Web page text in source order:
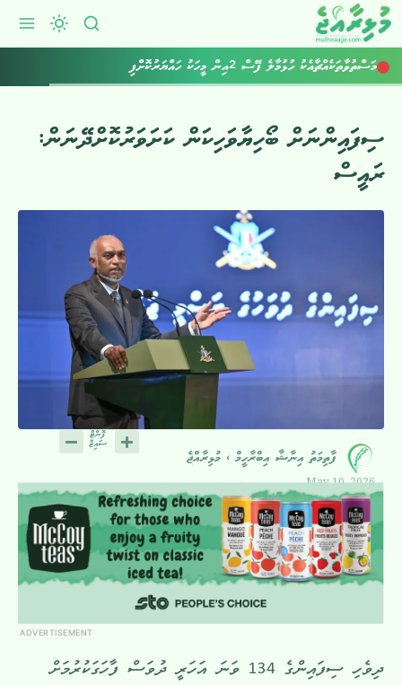
މަސްތުވާތަކެއްޗާއެކު ހުޅުމާލެ ފޭސް 2އިން މީހަކު ހައްޔަރުކޮށްފި
ސިފައިންނަށް ބޯހިޔާވަހިކަން ކަށަވަރުކޮށްދޭނަން:
ރައީސް
ފާތިމަތު އިނާޝާ އިބްރާހީމް ، މުޅިރާއްޖެ
May 10, 2026
ADVERTISEMENT
ދިވެހި ސިފައިންގެ 134 ވަނަ އަހަރީ ދުވަސް ފާހަގަކުރުމަށް